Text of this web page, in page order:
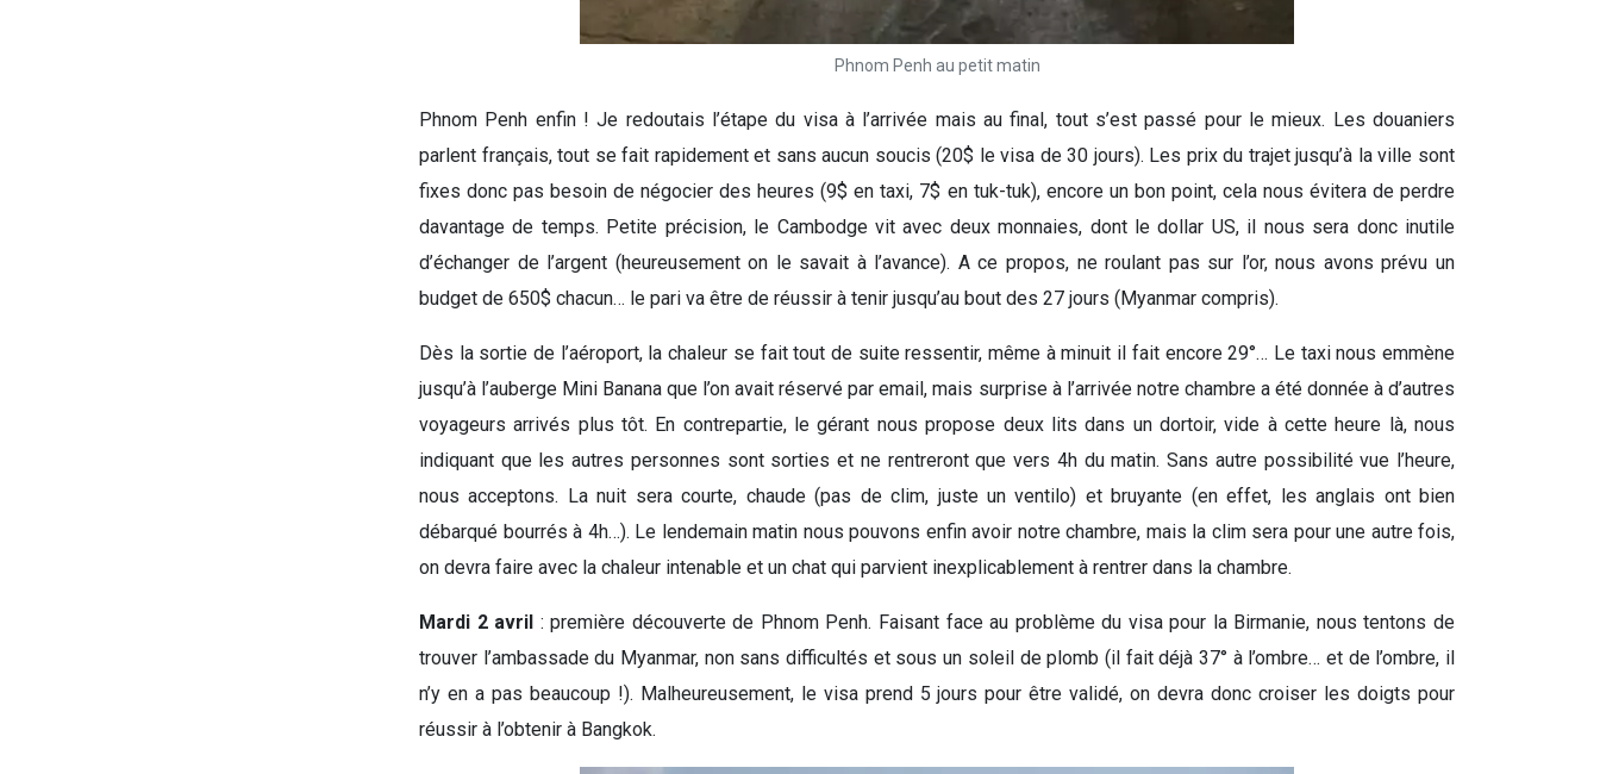
Phnom Penh au petit matin
Phnom Penh enfin ! Je redoutais l’étape du visa à l’arrivée mais au final, tout s’est passé pour le mieux. Les douaniers
parlent français, tout se fait rapidement et sans aucun soucis (20$ le visa de 30 jours). Les prix du trajet jusqu’à la ville sont
fixes donc pas besoin de négocier des heures (9$ en taxi, 7$ en tuk-tuk), encore un bon point, cela nous évitera de perdre
davantage de temps. Petite précision, le Cambodge vit avec deux monnaies, dont le dollar US, il nous sera donc inutile
d’échanger de l’argent (heureusement on le savait à l’avance). A ce propos, ne roulant pas sur l’or, nous avons prévu un
budget de 650$ chacun… le pari va être de réussir à tenir jusqu’au bout des 27 jours (Myanmar compris).
Dès la sortie de l’aéroport, la chaleur se fait tout de suite ressentir, même à minuit il fait encore 29°… Le taxi nous emmène
jusqu’à l’auberge Mini Banana que l’on avait réservé par email, mais surprise à l’arrivée notre chambre a été donnée à d’autres
voyageurs arrivés plus tôt. En contrepartie, le gérant nous propose deux lits dans un dortoir, vide à cette heure là, nous
indiquant que les autres personnes sont sorties et ne rentreront que vers 4h du matin. Sans autre possibilité vue l’heure,
nous acceptons. La nuit sera courte, chaude (pas de clim, juste un ventilo) et bruyante (en effet, les anglais ont bien
débarqué bourrés à 4h…). Le lendemain matin nous pouvons enfin avoir notre chambre, mais la clim sera pour une autre fois,
on devra faire avec la chaleur intenable et un chat qui parvient inexplicablement à rentrer dans la chambre.
Mardi 2 avril : première découverte de Phnom Penh. Faisant face au problème du visa pour la Birmanie, nous tentons de
trouver l’ambassade du Myanmar, non sans difficultés et sous un soleil de plomb (il fait déjà 37° à l’ombre… et de l’ombre, il
n’y en a pas beaucoup !). Malheureusement, le visa prend 5 jours pour être validé, on devra donc croiser les doigts pour
réussir à l’obtenir à Bangkok.